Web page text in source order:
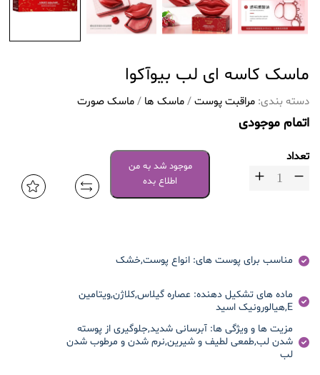
ماسک کاسه ای لب بیوآکوا
دسته بندی: مراقبت پوست/ماسک ها /ماسک صورت
اتمام موجودی
تعداد
موجود شد به من
اطلاع بده
مناسب برای پوست های: انواع پوست,خشک
ماده های تشکیل دهنده: عصاره گیلاس,کلاژن,ویتامین
E,هیالورونیک اسید
مزیت ها و ویژگی ها: آبرسانی شدید,جلوگیری از پوسته
شدن لب,طمعی لطیف و شیرین,نرم شدن و مرطوب شدن
لب